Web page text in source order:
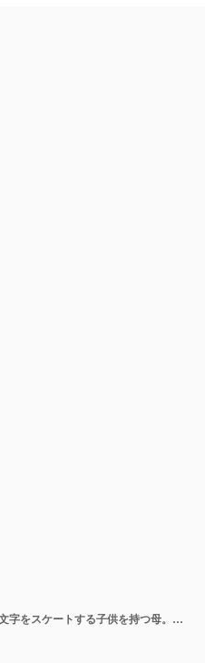
セミフラットカラーベクトル文字をスケートする子供を持つ母。ダイナミックな数字。白の全身の人々。グラフィックデザインとアニメーションのための孤立したモダンな漫画スタイルのイラストを一緒に楽しむ